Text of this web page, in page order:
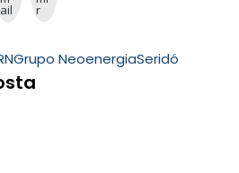
ail r
Grupo NeoenergiaSeridó